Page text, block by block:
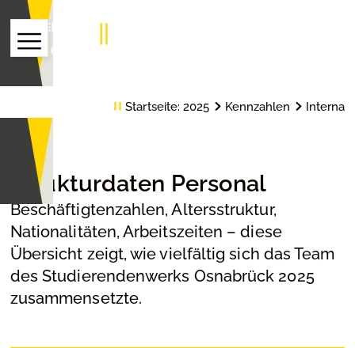
Startseite: 2025 Kennzahlen Interna
Strukturdaten Personal
Beschäftigtenzahlen, Altersstruktur,
Nationalitäten, Arbeitszeiten – diese
Übersicht zeigt, wie vielfältig sich das Team
des Studierendenwerks Osnabrück 2025
zusammensetzte.